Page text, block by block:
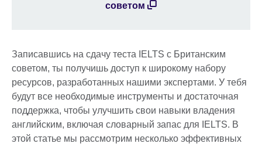
советом
Записавшись на сдачу теста IELTS с Британским
советом, ты получишь доступ к широкому набору
ресурсов, разработанных нашими экспертами. У тебя
будут все необходимые инструменты и достаточная
поддержка, чтобы улучшить свои навыки владения
английским, включая словарный запас для IELTS. В
этой статье мы рассмотрим несколько эффективных